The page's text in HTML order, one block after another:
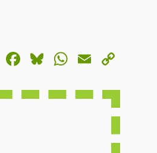
Mastodon
Facebook
Bluesky
WhatsApp
Email